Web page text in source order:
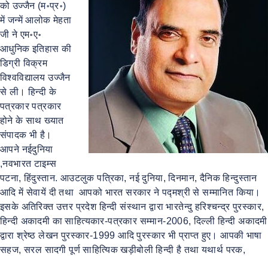
को उज्जैन (म॰प्र॰)
में जन्में आलोक मेहता
जी ने एम॰ए॰
आधुनिक इतिहास की
डिग्री विक्रम
विश्वविद्यालय उज्जैन
से ली। हिन्दी के
पत्रकार पत्रकार
होने के साथ ख्यात
संपादक भी है।
आपने नईदुनिया
,नवभारत टाइम्स
पटना, हिंदुस्तान. आउटलुक पत्रिका, नई दुनिया, दिनमान, दैनिक हिन्दुस्तान
आदि में सेवायें दी तथा आपको भारत सरकार ने पद्मश्री से सम्मानित किया।
इसके अतिरिक्त उत्तर प्रदेश हिन्दी संस्थान द्वारा भारतेन्दु हरिश्चन्द्र पुरस्कार,
हिन्दी अकादमी का साहित्यकार-पत्रकार सम्मान-2006, दिल्ली हिन्दी अकादमी
द्वारा श्रेष्ठ लेखन पुरस्कार-1999 आदि पुरस्कार भी प्राप्त हुए। आपकी भाषा
सहज, सरल सादगी पूर्ण साहित्यिक खड़ीबोली हिन्दी है तथा यथार्थ परक,